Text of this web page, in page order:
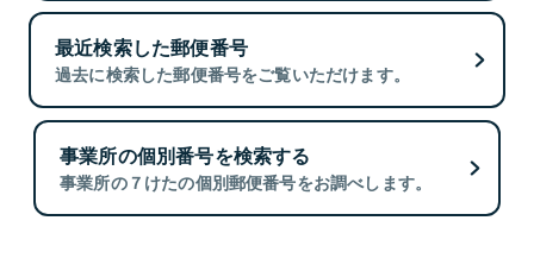
最近検索した郵便番号
過去に検索した郵便番号をご覧いただけます。
事業所の個別番号を検索する
事業所の７けたの個別郵便番号をお調べします。